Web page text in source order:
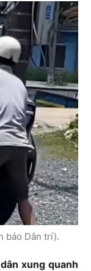
báo Dân trí).
xung quanh